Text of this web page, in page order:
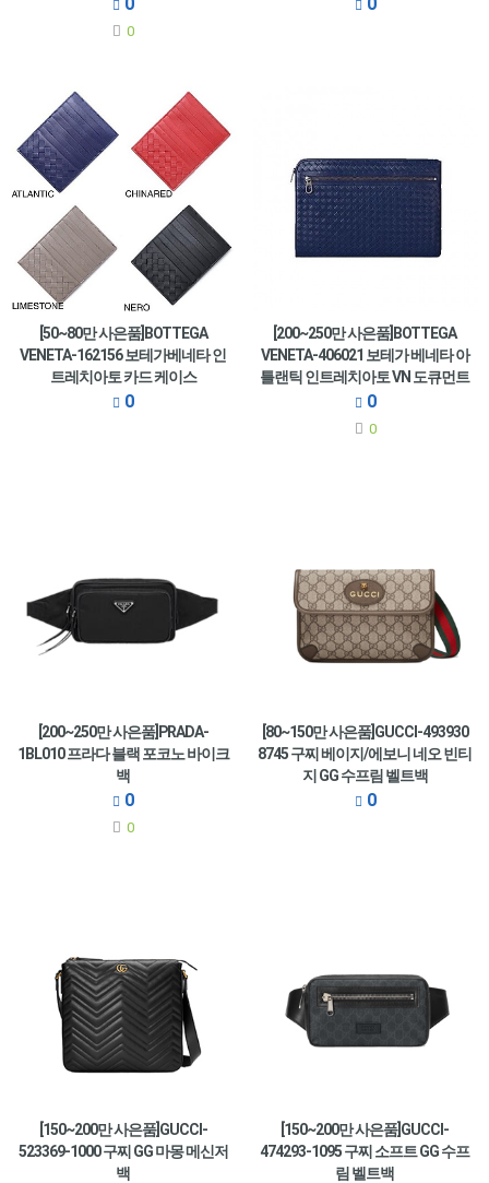
0
[50~80만 사은품]BOTTEGA
VENETA-162156 보테가베네타 인
트레치아토 카드 케이스
0
[200~250만 사은품]BOTTEGA
VENETA-406021 보테가 베네타 아
틀랜틱 인트레치아토 VN 도큐먼트
케이스
0
0
[200~250만 사은품]PRADA-
1BL010 프라다 블랙 포코노 바이크
백
0
0
[80~150만 사은품]GUCCI-493930
8745 구찌 베이지/에보니 네오 빈티
지 GG 수프림 벨트백
0
[150~200만 사은품]GUCCI-
523369-1000 구찌 GG 마몽 메신저
백
[150~200만 사은품]GUCCI-
474293-1095 구찌 소프트 GG 수프
림 벨트백